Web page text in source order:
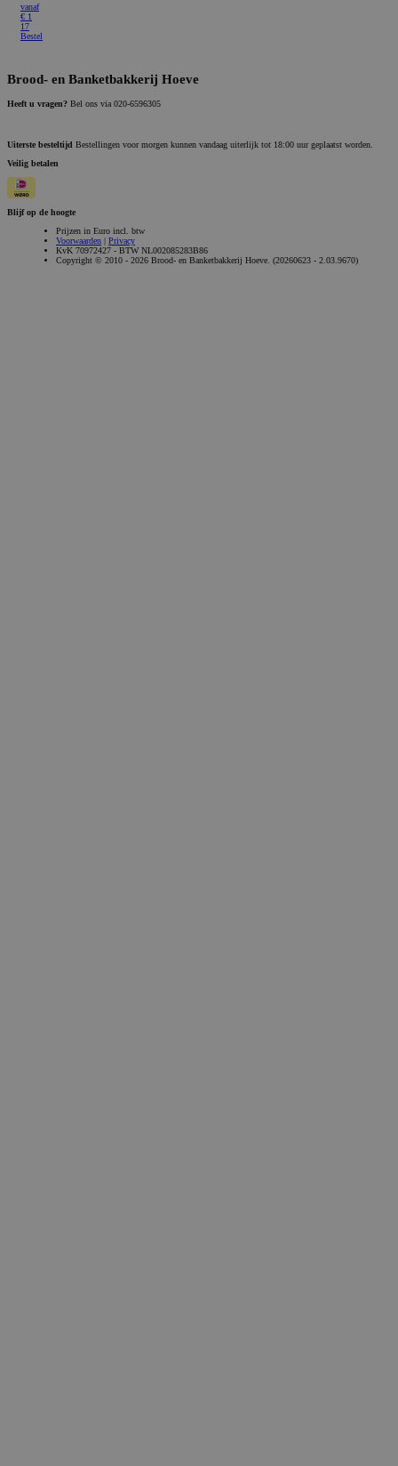
vanaf
€ 1
17
Bestel
Brood- en Banketbakkerij Hoeve
Heeft u vragen? Bel ons via 020-6596305
Uiterste besteltijd Bestellingen voor morgen kunnen vandaag uiterlijk tot 18:00 uur geplaatst worden.
Veilig betalen
Blijf op de hoogte
Prijzen in Euro incl. btw
Voorwaarden | Privacy
KvK 70972427 - BTW NL002085283B86
Copyright © 2010 - 2026 Brood- en Banketbakkerij Hoeve. (20260623 - 2.03.9670)